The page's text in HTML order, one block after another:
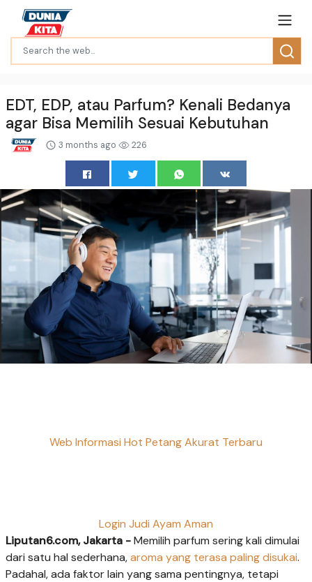
EDT, EDP, atau Parfum? Kenali Bedanya
agar Bisa Memilih Sesuai Kebutuhan
3 months ago 226
Web Informasi Hot Petang Akurat Terbaru
Login Judi Ayam Aman
Liputan6.com, Jakarta -Memilih parfum sering kali dimulai
dari satu hal sederhana,aroma yang terasa paling disukai.
Padahal, ada faktor lain yang sama pentingnya, tetapi